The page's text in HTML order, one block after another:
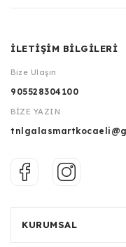
İLETİŞİM BİLGİLERİ
Bize Ulaşın
905528304100
BİZE YAZIN
KURUMSAL